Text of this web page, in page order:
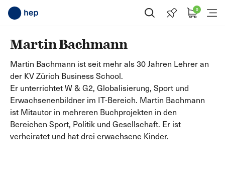
Suche öffnen 0
Martin Bachmann
Martin Bachmann ist seit mehr als 30 Jahren Lehrer an
der KV Zürich Business School.
Er unterrichtet W & G2, Globalisierung, Sport und
Erwachsenenbildner im IT-Bereich. Martin Bachmann
ist Mitautor in mehreren Buchprojekten in den
Bereichen Sport, Politik und Gesellschaft. Er ist
verheiratet und hat drei erwachsene Kinder.